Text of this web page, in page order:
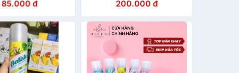
85.000 đ 200.000 đ